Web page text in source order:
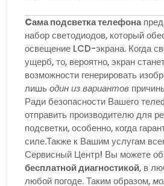
Cама подсветка телефона
набор светодиодов, который
освещение LCD-экрана. Когда
ущерб, то, вероятно, экран
возможности генерировать
лишьодин из вариантов
Ради безопасности Вашего
отправить производителю для
подсветки, особенно, когда
силе.Также к Вашим услугам
Сервисный Центр! Вы можете
бесплатной диагностикой, в
любой погоде. Таким образом,